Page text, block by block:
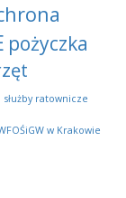
pożyczka
służby ratownicze
w Krakowie